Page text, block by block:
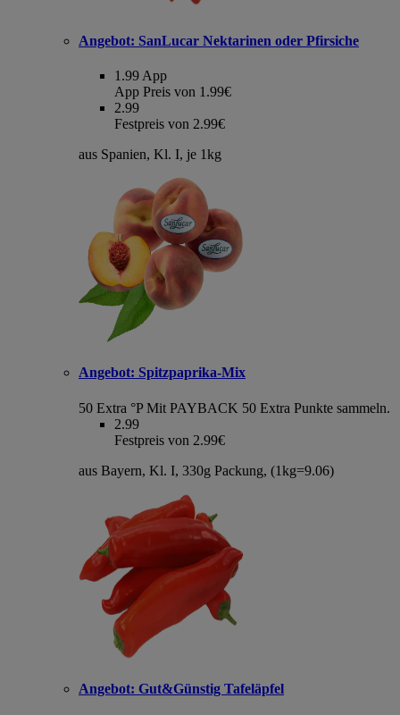
Angebot: SanLucar Nektarinen oder Pfirsiche
1.99 App
App Preis von 1.99€
2.99
Festpreis von 2.99€
aus Spanien, Kl. I, je 1kg
Angebot: Spitzpaprika-Mix
50 Extra °P Mit PAYBACK 50 Extra Punkte sammeln.
2.99
Festpreis von 2.99€
aus Bayern, Kl. I, 330g Packung, (1kg=9.06)
Angebot: Gut&Günstig Tafeläpfel